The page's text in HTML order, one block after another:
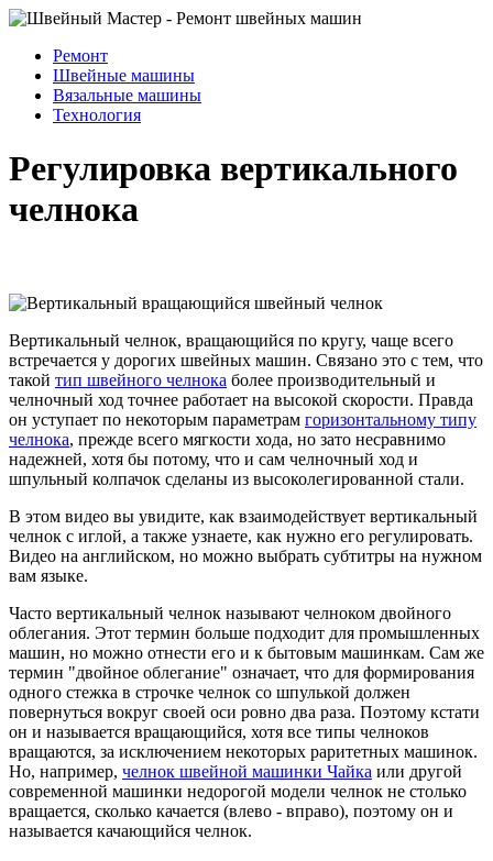
Ремонт
Швейные машины
Вязальные машины
Технология
Регулировка вертикального
челнока
Вертикальный челнок, вращающийся по кругу, чаще всего
встречается у дорогих швейных машин. Связано это с тем, что
такой тип швейного челнока более производительный и
челночный ход точнее работает на высокой скорости. Правда
он уступает по некоторым параметрам горизонтальному типу
челнока, прежде всего мягкости хода, но зато несравнимо
надежней, хотя бы потому, что и сам челночный ход и
шпульный колпачок сделаны из высоколегированной стали.
В этом видео вы увидите, как взаимодействует вертикальный
челнок с иглой, а также узнаете, как нужно его регулировать.
Видео на английском, но можно выбрать субтитры на нужном
вам языке.
Часто вертикальный челнок называют челноком двойного
облегания. Этот термин больше подходит для промышленных
машин, но можно отнести его и к бытовым машинкам. Сам же
термин "двойное облегание" означает, что для формирования
одного стежка в строчке челнок со шпулькой должен
повернуться вокруг своей оси ровно два раза. Поэтому кстати
он и называется вращающийся, хотя все типы челноков
вращаются, за исключением некоторых раритетных машинок.
Но, например, челнок швейной машинки Чайка или другой
современной машинки недорогой модели челнок не столько
вращается, сколько качается (влево - вправо), поэтому он и
называется качающийся челнок.